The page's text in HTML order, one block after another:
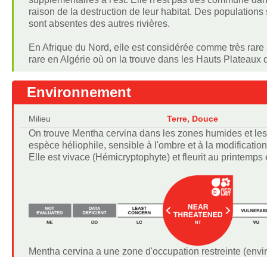
raison de la destruction de leur habitat. Des
sont absentes des autres rivières.
En Afrique du Nord, elle est considérée comme très
rare en Algérie où on la trouve dans les Hauts
Environnement
Milieu Terre, Douce
On trouve Mentha cervina dans les zones humides et
espèce héliophile, sensible à l'ombre et à la
Elle est vivace (Hémicryptophyte) et fleurit au printemps
Mentha cervina a une zone d'occupation restreinte